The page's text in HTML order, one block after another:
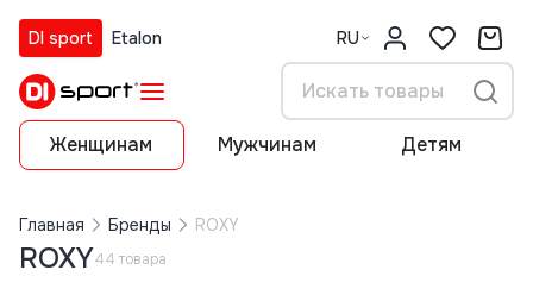
DI sport Etalon RU
Женщинам Мужчинам Детям
Главная Бренды ROXY
ROXY44 товара